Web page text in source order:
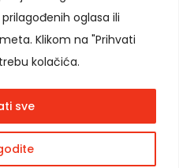
oglasa ili
Klikom na "Prihvati
kolačića.
sve
nas
Agency